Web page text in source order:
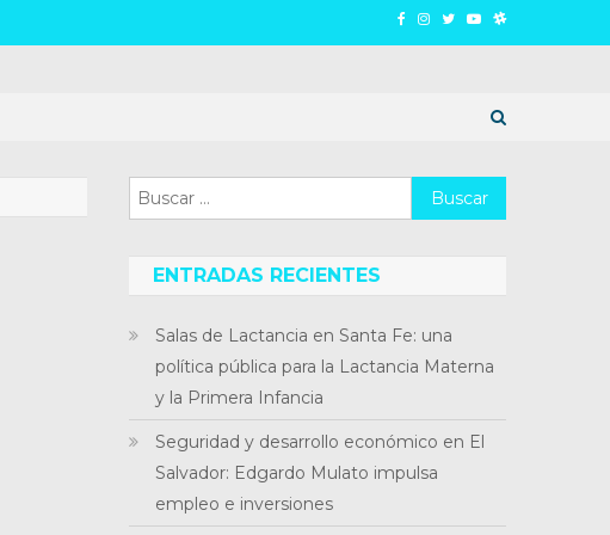
Buscar:
ENTRADAS RECIENTES
Salas de Lactancia en Santa Fe: una
política pública para la Lactancia Materna
y la Primera Infancia
Seguridad y desarrollo económico en El
Salvador: Edgardo Mulato impulsa
empleo e inversiones